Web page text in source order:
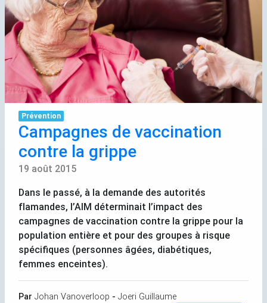
Prévention
Campagnes de vaccination
contre la grippe
19 août 2015
Dans le passé, à la demande des autorités
flamandes, l’AIM déterminait l’impact des
campagnes de vaccination contre la grippe pour la
population entière et pour des groupes à risque
spécifiques (personnes âgées, diabétiques,
femmes enceintes).
Par Johan Vanoverloop - Joeri Guillaume